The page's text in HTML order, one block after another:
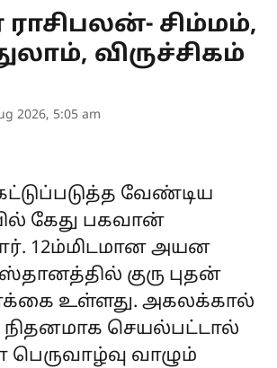
ராசிபலன்- சிம்மம்,
விருச்சிகம்
2026, 5:05 am
வேண்டிய
கேது பகவான்
12ம்மிடமான அயன
குரு புதன்
உள்ளது. அகலக்கால்
செயல்பட்டால்
வாழும்